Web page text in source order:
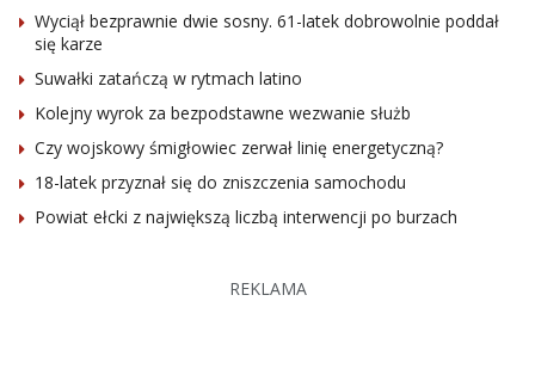
Wyciął bezprawnie dwie sosny. 61-latek dobrowolnie poddał
się karze
Suwałki zatańczą w rytmach latino
Kolejny wyrok za bezpodstawne wezwanie służb
Czy wojskowy śmigłowiec zerwał linię energetyczną?
18-latek przyznał się do zniszczenia samochodu
Powiat ełcki z największą liczbą interwencji po burzach
REKLAMA